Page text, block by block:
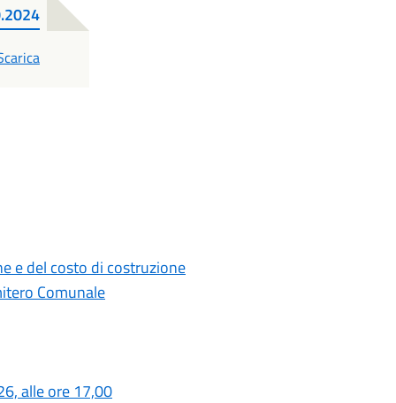
e del costo di costruzione
Comunale
alle ore 17,00